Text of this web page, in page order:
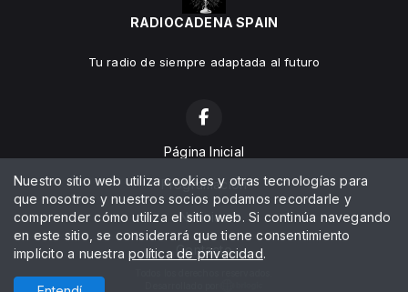
RADIOCADENA SPAIN
Tu radio de siempre adaptada al futuro
Página Inicial
Programación
Noticias
Contacto
Nuestro sitio web utiliza cookies y otras tecnologías para
que nosotros y nuestros socios podamos recordarle y
comprender cómo utiliza el sitio web. Si continúa navegando
en este sitio, se considerará que tiene consentimiento
implícito a nuestrapolítica de privacidad.